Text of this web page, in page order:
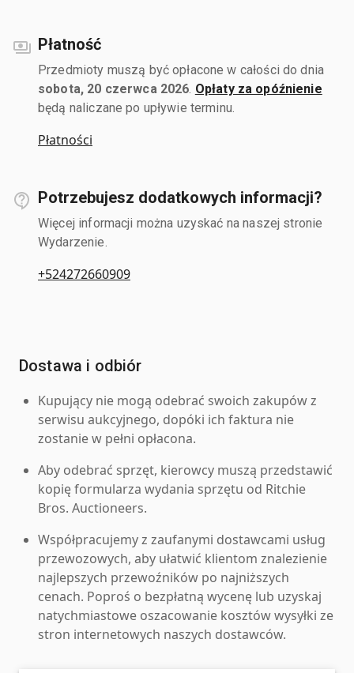
Płatność
Przedmioty muszą być opłacone w całości do dnia
sobota, 20 czerwca 2026 Opłaty za opóźnienie
będą naliczane po upływie terminu.
Płatności
Potrzebujesz dodatkowych informacji?
Więcej informacji można uzyskać na naszej stronie
Wydarzenie.
+524272660909
Dostawa i odbiór
Kupujący nie mogą odebrać swoich zakupów z
serwisu aukcyjnego, dopóki ich faktura nie
zostanie w pełni opłacona.
Aby odebrać sprzęt, kierowcy muszą przedstawić
kopię formularza wydania sprzętu od Ritchie
Bros. Auctioneers.
Współpracujemy z zaufanymi dostawcami usług
przewozowych, aby ułatwić klientom znalezienie
najlepszych przewoźników po najniższych
cenach. Poproś o bezpłatną wycenę lub uzyskaj
natychmiastowe oszacowanie kosztów wysyłki ze
stron internetowych naszych dostawców.